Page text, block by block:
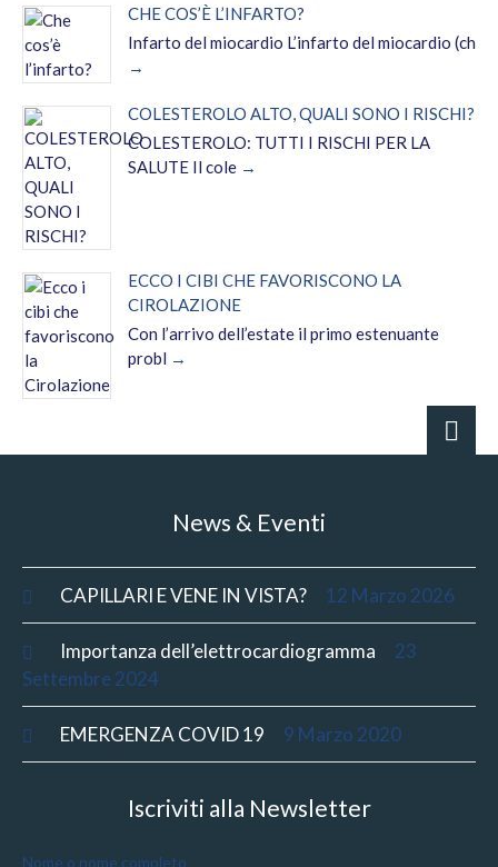
CHE COS’È L’INFARTO?
Infarto del miocardio L’infarto del miocardio (ch
COLESTEROLO ALTO, QUALI SONO I RISCHI?
COLESTEROLO: TUTTI I RISCHI PER LA
SALUTE Il cole
ECCO I CIBI CHE FAVORISCONO LA
CIROLAZIONE
Con l’arrivo dell’estate il primo estenuante
probl
News & Eventi
CAPILLARI E VENE IN VISTA? 12 Marzo 2026
Importanza dell’elettrocardiogramma
23
Settembre 2024
EMERGENZA COVID 19 9 Marzo 2020
Iscriviti alla Newsletter
Nome o nome completo